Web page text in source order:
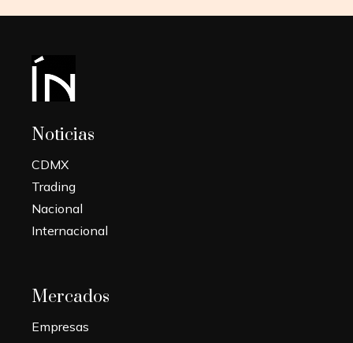
Noticias
CDMX
Trading
Nacional
Internacional
Mercados
Empresas